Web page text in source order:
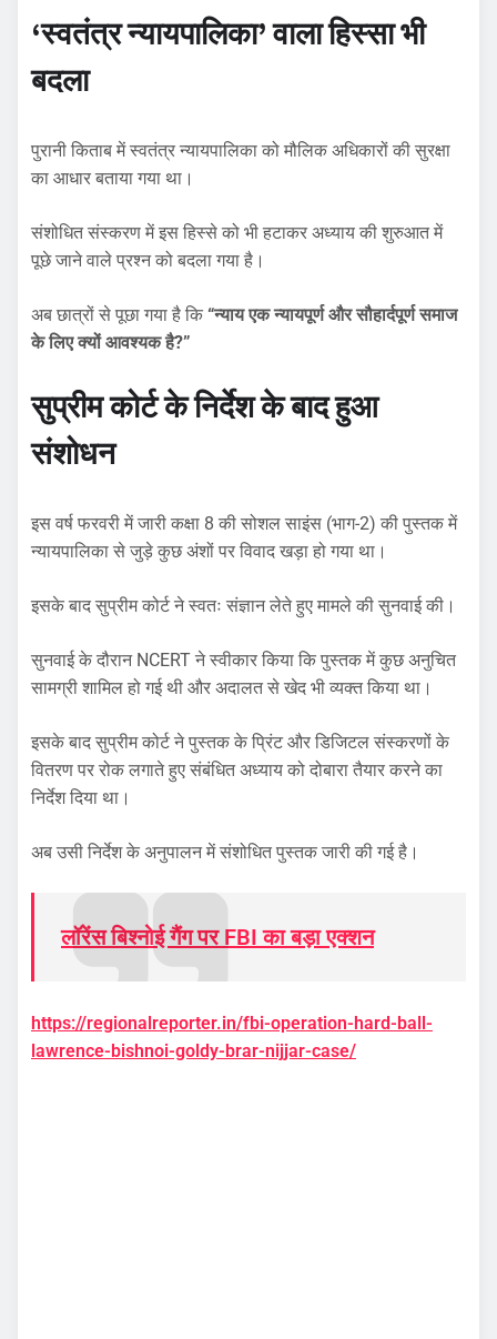
‘स्वतंत्र न्यायपालिका’ वाला हिस्सा भी
बदला
पुरानी किताब में स्वतंत्र न्यायपालिका को मौलिक अधिकारों की सुरक्षा
का आधार बताया गया था।
संशोधित संस्करण में इस हिस्से को भी हटाकर अध्याय की शुरुआत में
पूछे जाने वाले प्रश्न को बदला गया है।
अब छात्रों से पूछा गया है कि “न्याय एक न्यायपूर्ण और सौहार्दपूर्ण समाज
के लिए क्यों आवश्यक है?”
सुप्रीम कोर्ट के निर्देश के बाद हुआ
संशोधन
इस वर्ष फरवरी में जारी कक्षा 8 की सोशल साइंस (भाग-2) की पुस्तक में
न्यायपालिका से जुड़े कुछ अंशों पर विवाद खड़ा हो गया था।
इसके बाद सुप्रीम कोर्ट ने स्वतः संज्ञान लेते हुए मामले की सुनवाई की।
सुनवाई के दौरान NCERT ने स्वीकार किया कि पुस्तक में कुछ अनुचित
सामग्री शामिल हो गई थी और अदालत से खेद भी व्यक्त किया था।
इसके बाद सुप्रीम कोर्ट ने पुस्तक के प्रिंट और डिजिटल संस्करणों के
वितरण पर रोक लगाते हुए संबंधित अध्याय को दोबारा तैयार करने का
निर्देश दिया था।
अब उसी निर्देश के अनुपालन में संशोधित पुस्तक जारी की गई है।
लॉरेंस बिश्नोई गैंग पर FBI का बड़ा एक्शन
https://regionalreporter.in/fbi-operation-hard-ball-
lawrence-bishnoi-goldy-brar-nijjar-case/